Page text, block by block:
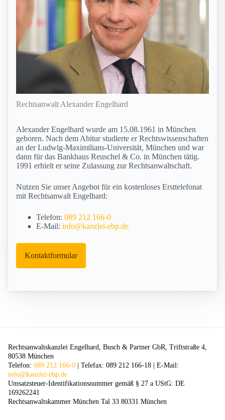
Rechtsanwalt Alexander Engelhard
Alexander Engelhard wurde am 15.08.1961 in München
geboren. Nach dem Abitur studierte er Rechtswissenschaften
an der Ludwig-Maximilians-Universität, München und war
dann für das Bankhaus Reuschel & Co. in München tätig.
1991 erhielt er seine Zulassung zur Rechtsanwaltschaft.
Nutzen Sie unser Angebot für ein kostenloses Ersttelefonat
mit Rechtsanwalt Engelhard:
Telefon: 089 212 166-0
E-Mail: info@kanzlei-ebp.de
Kontaktformular
Rechtsanwaltskanzlei Engelhard, Busch & Partner GbR, Triftstraße 4,
80538 München
Telefon: 089 212 166-0 | Telefax: 089 212 166-18 | E-Mail:
info@kanzlei-ebp.de
Umsatzsteuer-Identifikationsnummer gemäß § 27 a UStG: DE
169262241
Rechtsanwaltskammer München Tal 33 80331 München